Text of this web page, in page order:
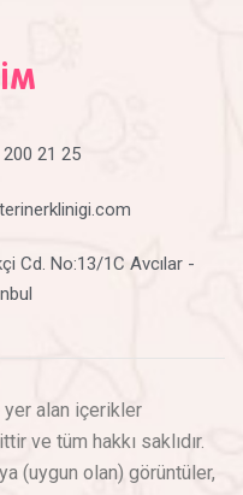
21 25
Cd. No:13/1C Avcılar -
alan içerikler
ve tüm hakkı saklıdır.
(uygun olan) görüntüler,